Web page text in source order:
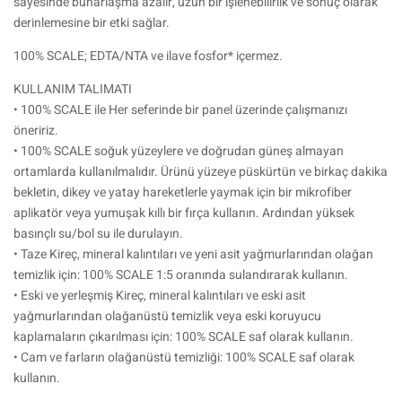
derinlemesine bir etki sağlar.
100% SCALE; EDTA/NTA ve ilave fosfor* içermez.
KULLANIM TALIMATI
• 100% SCALE ile Her seferinde bir panel üzerinde çalışmanızı
öneririz.
• 100% SCALE soğuk yüzeylere ve doğrudan güneş almayan
ortamlarda kullanılmalıdır. Ürünü yüzeye püskürtün ve birkaç dakika
bekletin, dikey ve yatay hareketlerle yaymak için bir mikrofiber
aplikatör veya yumuşak kıllı bir fırça kullanın. Ardından yüksek
basınçlı su/bol su ile durulayın.
• Taze Kireç, mineral kalıntıları ve yeni asit yağmurlarından olağan
temizlik için: 100% SCALE 1:5 oranında sulandırarak kullanın.
• Eski ve yerleşmiş Kireç, mineral kalıntıları ve eski asit
yağmurlarından olağanüstü temizlik veya eski koruyucu
kaplamaların çıkarılması için: 100% SCALE saf olarak kullanın.
• Cam ve farların olağanüstü temizliği: 100% SCALE saf olarak
kullanın.